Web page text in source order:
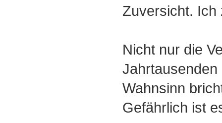
Zuversicht. Ich
Nicht nur die
Wahnsinn
Gefährlich ist